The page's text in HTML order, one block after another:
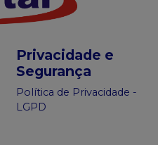
Privacidade e
Segurança
Política de Privacidade -
LGPD